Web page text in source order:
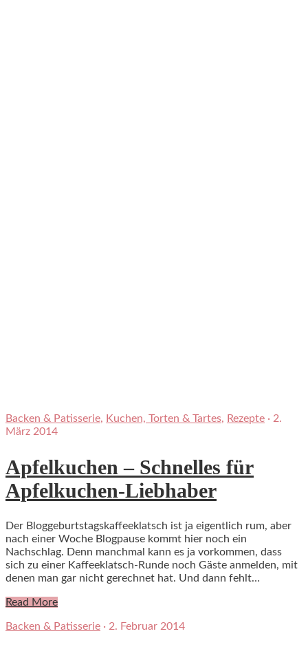
Backen & Patisserie, Kuchen, Torten & Tartes, Rezepte · 2.
März 2014
Apfelkuchen – Schnelles für
Apfelkuchen-Liebhaber
Der Bloggeburtstagskaffeeklatsch ist ja eigentlich rum, aber
nach einer Woche Blogpause kommt hier noch ein
Nachschlag. Denn manchmal kann es ja vorkommen, dass
sich zu einer Kaffeeklatsch-Runde noch Gäste anmelden, mit
denen man gar nicht gerechnet hat. Und dann fehlt…
Read More
Backen & Patisserie · 2. Februar 2014